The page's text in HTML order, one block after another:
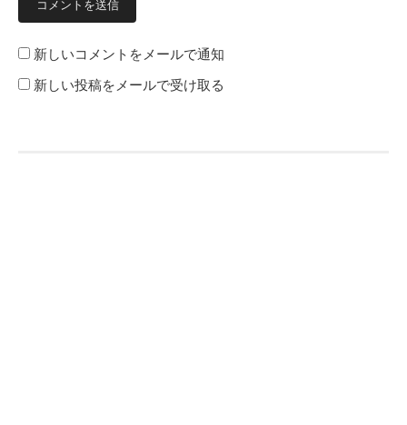
新しいコメントをメールで通知
新しい投稿をメールで受け取る